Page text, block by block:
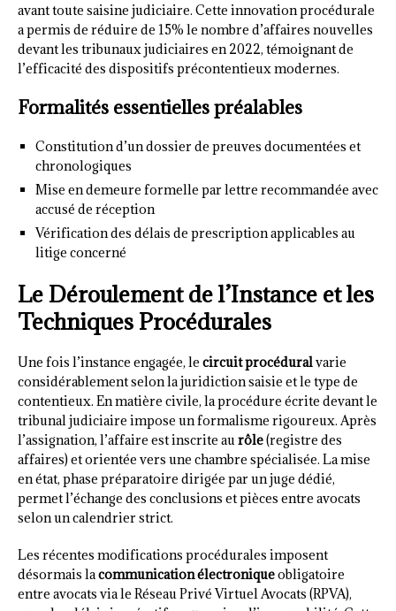
avant toute saisine judiciaire. Cette innovation procédurale
a permis de réduire de 15% le nombre d’affaires nouvelles
devant les tribunaux judiciaires en 2022, témoignant de
l’efficacité des dispositifs précontentieux modernes.
Formalités essentielles préalables
Constitution d’un dossier de preuves documentées et
chronologiques
Mise en demeure formelle par lettre recommandée avec
accusé de réception
Vérification des délais de prescription applicables au
litige concerné
Le Déroulement de l’Instance et les
Techniques Procédurales
Une fois l’instance engagée, le circuit procéduralvarie
considérablement selon la juridiction saisie et le type de
contentieux. En matière civile, la procédure écrite devant le
tribunal judiciaire impose un formalisme rigoureux. Après
l’assignation, l’affaire est inscrite aurôle(registre des
affaires) et orientée vers une chambre spécialisée. La mise
en état, phase préparatoire dirigée par un juge dédié,
permet l’échange des conclusions et pièces entre avocats
selon un calendrier strict.
Les récentes modifications procédurales imposent
désormais lacommunication électroniqueobligatoire
entre avocats via le Réseau Privé Virtuel Avocats (RPVA),